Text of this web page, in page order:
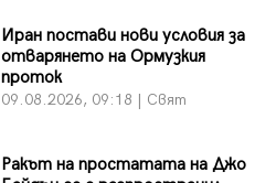
Иран постави нови условия за
отварянето на Ормузкия
проток
09.08.2026, 09:18 | Свят
Ракът на простатата на Джо